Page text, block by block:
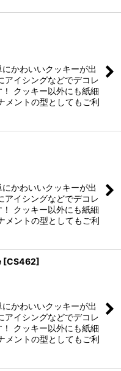
かわいいクッキーが出
アイシングなどでデコレ
クッキー以外にも紙細
メントの型としてもご利
かわいいクッキーが出
アイシングなどでデコレ
クッキー以外にも紙細
メントの型としてもご利
[CS462]
かわいいクッキーが出
アイシングなどでデコレ
クッキー以外にも紙細
メントの型としてもご利